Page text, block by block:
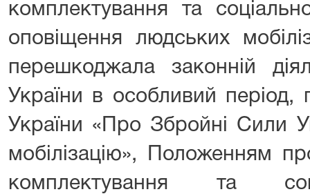
комплектування та
оповіщення людських
перешкоджала законній
України в особливий період,
України «Про Збройні Сили
мобілізацію», Положенням
комплектування та